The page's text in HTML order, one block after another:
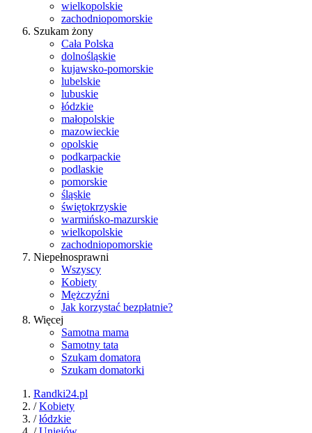
wielkopolskie
zachodniopomorskie
Szukam żony
Cała Polska
dolnośląskie
kujawsko-pomorskie
lubelskie
lubuskie
łódzkie
małopolskie
mazowieckie
opolskie
podkarpackie
podlaskie
pomorskie
śląskie
świętokrzyskie
warmińsko-mazurskie
wielkopolskie
zachodniopomorskie
Niepełnosprawni
Wszyscy
Kobiety
Mężczyźni
Jak korzystać bezpłatnie?
Więcej
Samotna mama
Samotny tata
Szukam domatora
Szukam domatorki
Randki24.pl
/Kobiety
/łódzkie